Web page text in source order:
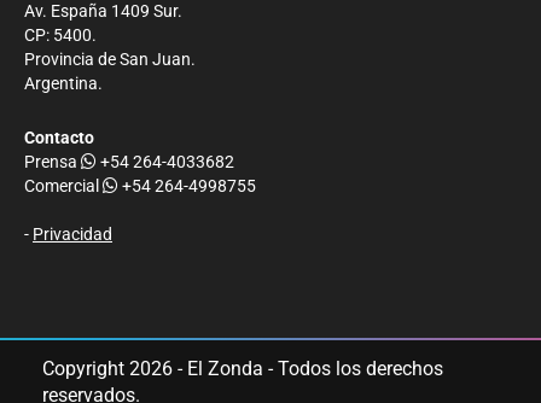
Av. España 1409 Sur.
CP: 5400.
Provincia de San Juan.
Argentina.
Contacto
Prensa
+54 264-4033682
Comercial
+54 264-4998755
- Privacidad
Copyright 2026 - El Zonda - Todos los derechos
reservados.